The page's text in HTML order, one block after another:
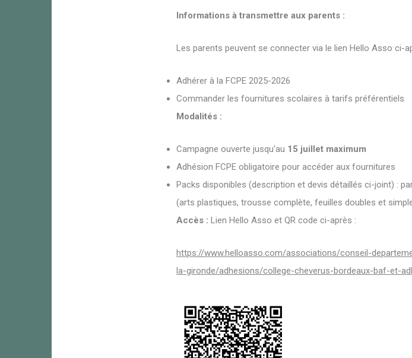
Informations à transmettre aux parents :
Les parents peuvent se connecter via le lien Hello Asso ci-
Adhérer à la FCPE 2025-2026
Commander les fournitures scolaires à tarifs préférentiels
Modalités :
Campagne ouverte jusqu'au 15 juillet maximum
Adhésion FCPE obligatoire pour accéder aux fournitures
Packs disponibles (description et devis détaillés ci-joint) :
(arts plastiques, trousse complète, feuilles doubles et
Accès : Lien Hello Asso et QR code ci-après :
https://www.helloasso.com/associations/conseil-
la-gironde/adhesions/college-cheverus-bordeaux-baf-et-